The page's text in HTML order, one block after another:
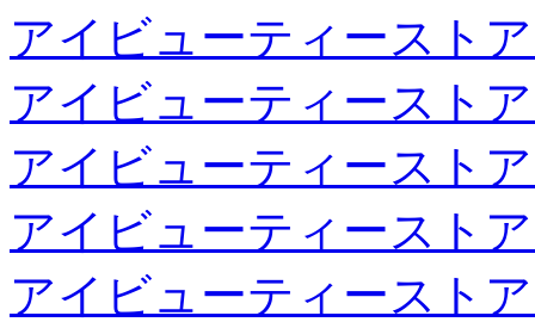
アイビューティースト
アイビューティースト
アイビューティースト
アイビューティースト
アイビューティースト